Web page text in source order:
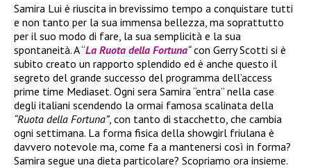
Samira Lui è riuscita in brevissimo tempo a conquistare tutti
e non tanto per la sua immensa bellezza, ma soprattutto
per il suo modo di fare, la sua semplicità e la sua
spontaneità. A “La Ruota della Fortuna“con Gerry Scotti si è
subito creato un rapporto splendido ed è anche questo il
segreto del grande successo del programma dell’access
prime time Mediaset. Ogni sera Samira “entra” nella case
degli italiani scendendo la ormai famosa scalinata della
“Ruota della Fortuna”, con tanto di stacchetto, che cambia
ogni settimana. La forma fisica della showgirl friulana è
davvero notevole ma, come fa a mantenersi così in forma?
Samira segue una dieta particolare? Scopriamo ora insieme.